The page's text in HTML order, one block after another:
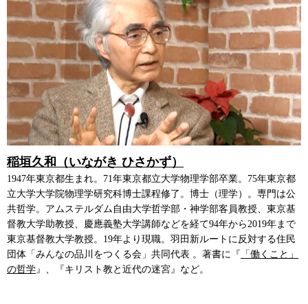
稲垣久和（いながき ひさかず）
1947年東京都生まれ。71年東京都立大学物理学部卒業。75年東京都
立大学大学院物理学研究科博士課程修了。博士（理学）。専門は公
共哲学。アムステルダム自由大学哲学部・神学部客員教授、東京基
督教大学助教授、慶應義塾大学講師などを経て94年から2019年まで
東京基督教大学教授。19年より現職。羽田新ルートに反対する住民
団体「みんなの品川をつくる会」共同代表 。著書に『 「働くこと」
の哲学 』、『キリスト教と近代の迷宮』など。